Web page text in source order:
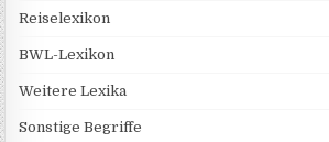
Reiselexikon
BWL-Lexikon
Weitere Lexika
Sonstige Begriffe